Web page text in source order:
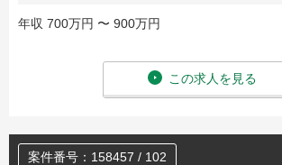
年収 700万円 〜 900万円
この求人を見る
案件番号：158457 / 102